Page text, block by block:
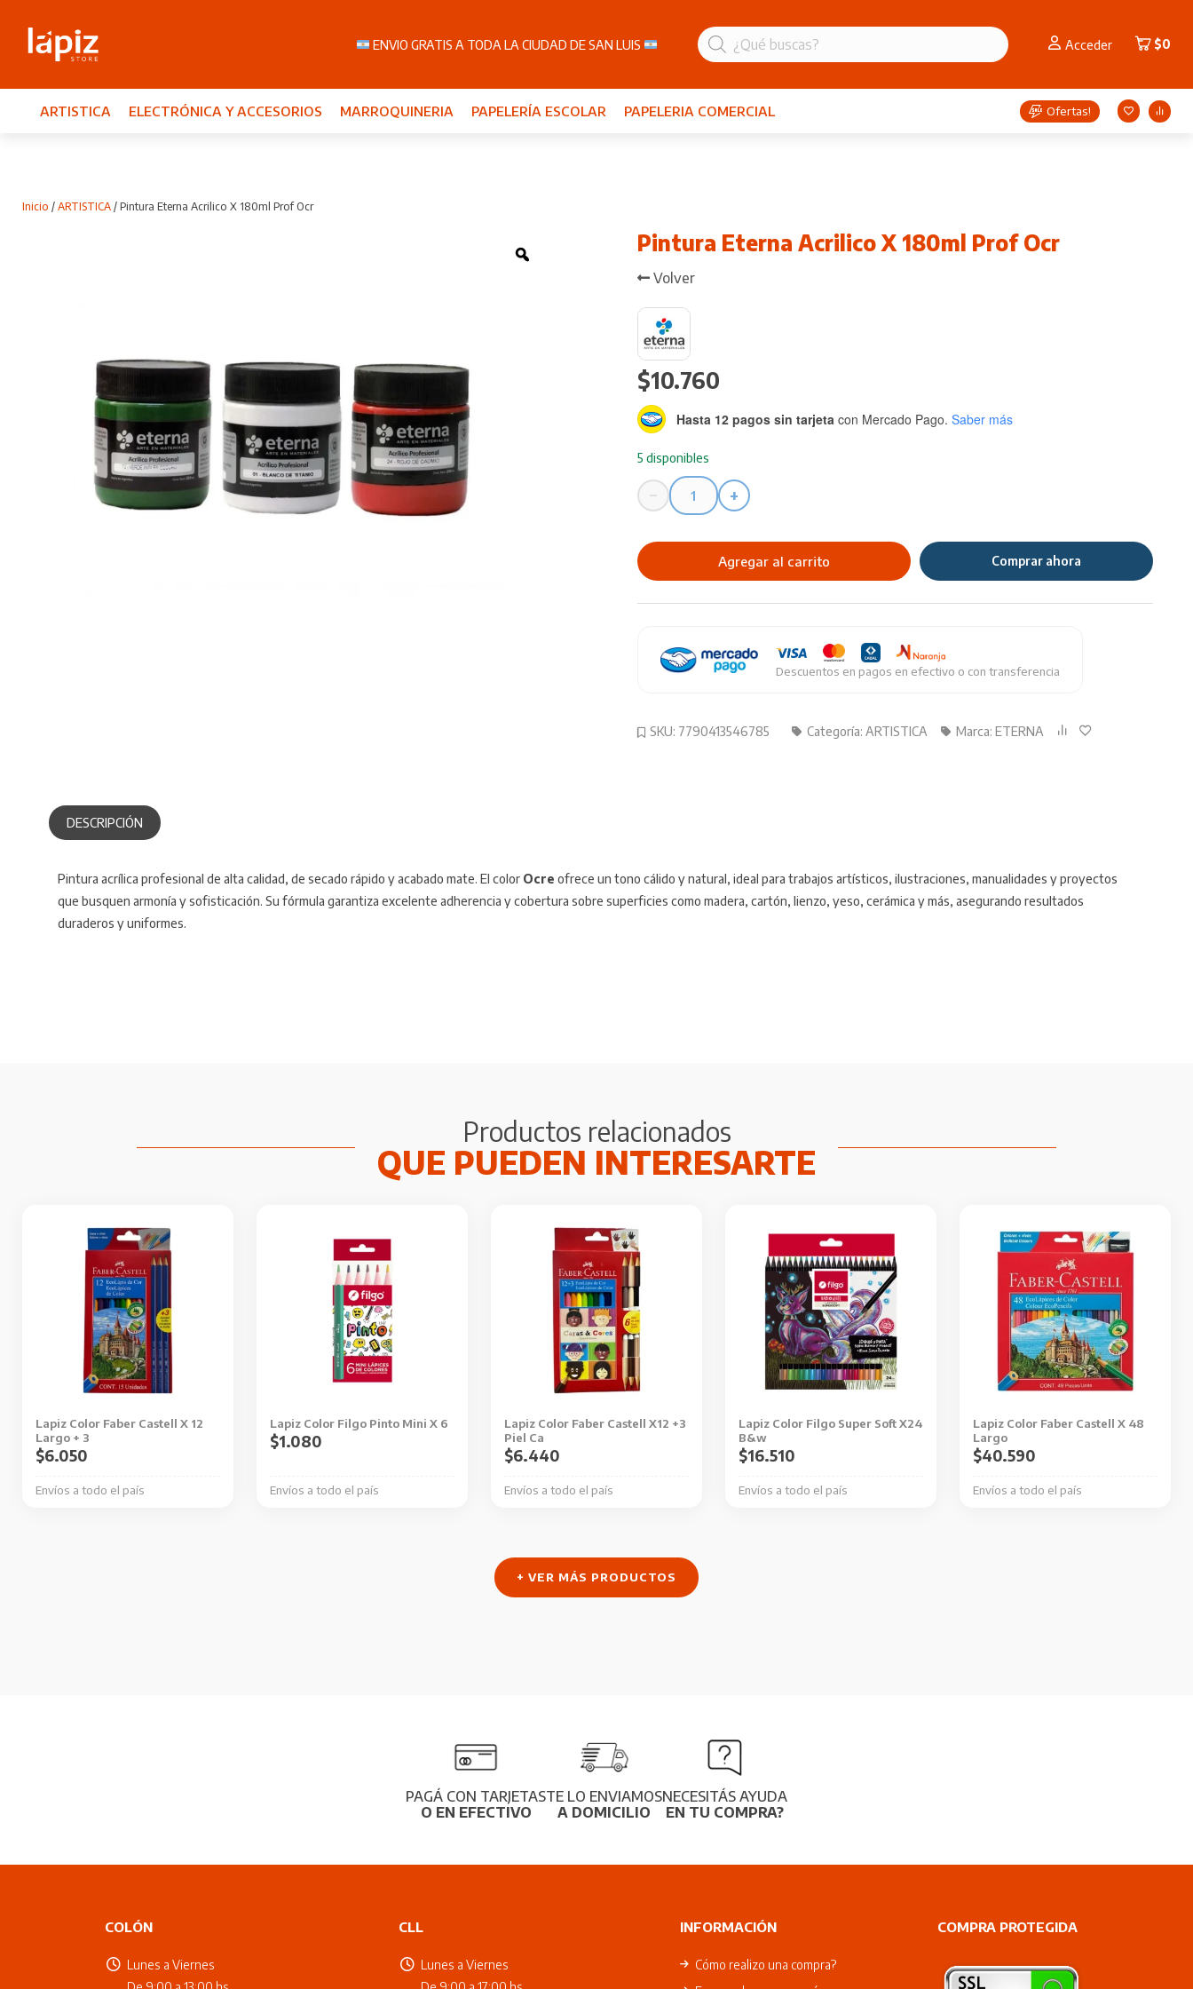
Búsqueda
de
productos
Acceder $0
ENVIO GRATIS A TODA LA CIUDAD DE SAN LUIS
ARTISTICA ELECTRÓNICA Y ACCESORIOS MARROQUINERIA PAPELERÍA ESCOLAR PAPELERIA COMERCIAL Ofertas!
Inicio / ARTISTICA / Pintura Eterna Acrilico X 180ml Prof Ocr
Pintura Eterna Acrilico X 180ml Prof Ocr
Volver
$10.760
5 disponibles
Hasta 12 pagos sin tarjeta con Mercado Pago. Saber más
−
Pintura
Acrilico
X
cantidad
+
Agregar al carrito Comprar ahora
SKU: 7790413546785 Categoría: ARTISTICA Marca: ETERNA
Descuentos en pagos en efectivo o con transferencia
DESCRIPCIÓN
Pintura acrílica profesional de alta calidad, de secado rápido y acabado mate. El color Ocre ofrece un tono cálido y natural, ideal para trabajos artísticos, ilustraciones, manualidades y proyectos
que busquen armonía y sofisticación. Su fórmula garantiza excelente adherencia y cobertura sobre superficies como madera, cartón, lienzo, yeso, cerámica y más, asegurando resultados
duraderos y uniformes.
Productos relacionados
Lapiz Color Faber Castell X 12
Largo + 3
Envíos a todo el país
$6.050
Lapiz Color Filgo Pinto Mini X 6
Envíos a todo el país
$1.080
Lapiz Color Faber Castell X12 +3
Piel Ca
Envíos a todo el país
$6.440
Lapiz Color Filgo Super Soft X24
B&w
Envíos a todo el país
$16.510
Lapiz Color Faber Castell X 48
Largo
Envíos a todo el país
$40.590
+ VER MÁS PRODUCTOS
PAGÁ CON TARJETAS
O EN EFECTIVO
TE LO ENVIAMOS
A DOMICILIO
NECESITÁS AYUDA
EN TU COMPRA?
COLÓN
Lunes a Viernes
CLL
Lunes a Viernes
INFORMACIÓN
Cómo realizo una compra?
COMPRA PROTEGIDA